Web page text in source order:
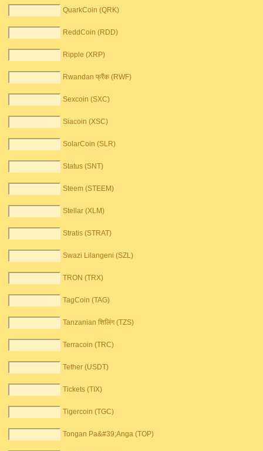
QuarkCoin (QRK)
ReddCoin (RDD)
Ripple (XRP)
Rwandan फ्रैंक (RWF)
Sexcoin (SXC)
Siacoin (XSC)
SolarCoin (SLR)
Status (SNT)
Steem (STEEM)
Stellar (XLM)
Stratis (STRAT)
Swazi Lilangeni (SZL)
TRON (TRX)
TagCoin (TAG)
Tanzanian शिलिंग (TZS)
Terracoin (TRC)
Tether (USDT)
Tickets (TIX)
Tigercoin (TGC)
Tongan Pa&#39;Anga (TOP)